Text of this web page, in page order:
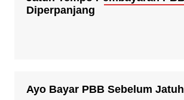
Diperpanjang
Ayo Bayar PBB Sebelum